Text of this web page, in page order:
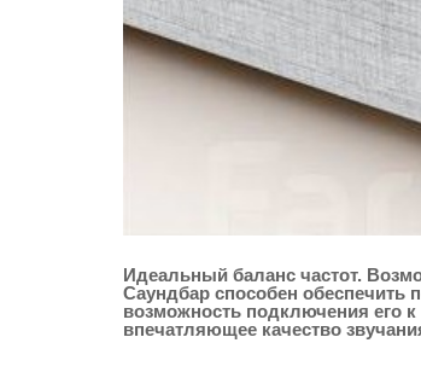
Идеальный баланс частот.
Саундбар способен обеспечить
возможность подключения его
впечатляющее качество